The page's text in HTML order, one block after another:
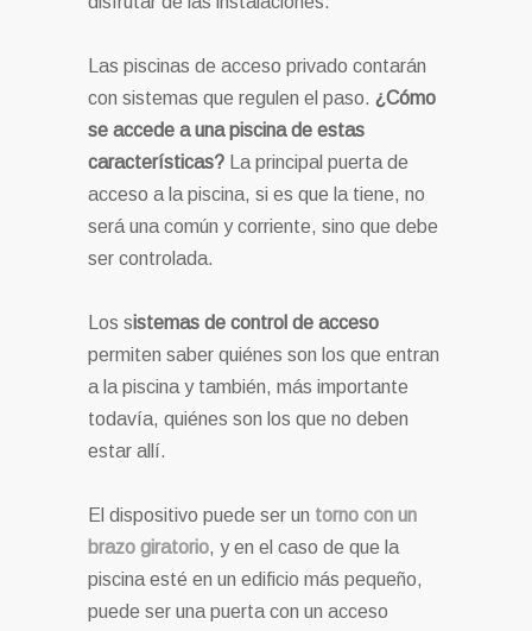
Las piscinas de acceso privado contarán
con sistemas que regulen el paso. ¿Cómo
se accede a una piscina de estas
características? La principal puerta de
acceso a la piscina, si es que la tiene, no
será una común y corriente, sino que debe
ser controlada.
Los sistemas de control de acceso
permiten saber quiénes son los que entran
a la piscina y también, más importante
todavía, quiénes son los que no deben
estar allí.
El dispositivo puede ser un torno con un
brazo giratorio, y en el caso de que la
piscina esté en un edificio más pequeño,
puede ser una puerta con un acceso